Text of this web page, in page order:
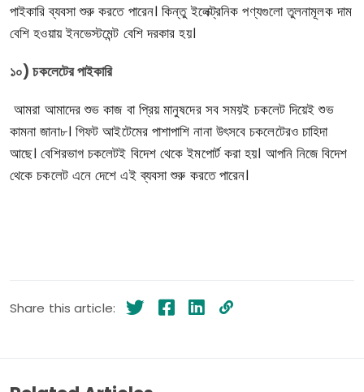
পাইকারি ব্যবসা শুরু করতে পারেন। কিন্তু ইলেক্ট্রনিক পণ্যগুলো তুলনামূলক দাম
বেশি হওয়ায় ইনভেস্টমেন্ট বেশি দরকার হয়।
১০) চকলেটের পাইকারি
আমরা আমাদের শুভ কাজ বা প্রিয় মানুষদের সব সময়ই চকলেট দিয়েই শুভ
কামনা জানা৮। গিফট আইটেমের পাশাপাশি নানা উৎসবে চকলেটেরও চাহিদা
আছে। বেশিরভাগ চকলেটই বিদেশ থেকে ইমপোর্ট করা হয়। আপনি নিজে বিদেশ
থেকে চকলেট এনে দেশে এই ব্যবসা শুরু করতে পারেন।
Share this article: